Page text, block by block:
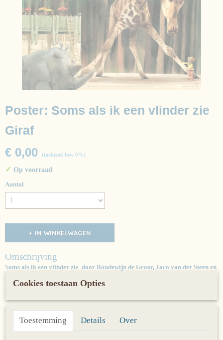
Poster: Soms als ik een vlinder zie
Giraf
€ 0,00 (inclusief btw 0%)
✓ Op voorraad
Aantal
IN WINKELWAGEN
Omschrijving
Soms als ik een vlinder zie door Boudewijn de Groot, Jaco van der Steen en
Mark Janssen
https://lemniscaat.nl/boeken/soms-als-ik-een-vlinder-zie
Maat A1
Cookies toestaan Opties
Toestemming Details Over